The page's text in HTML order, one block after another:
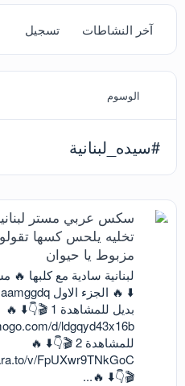
آخر النشاطات تسجيل
الوسوم
#سيده_لبنانية
سكس عربي مستر
تخليه يلحس كسها
مزبوط يا حيوان
لبنانية سادية مع كلبها
بديل للمشاهدة 1 🎬👇⬇️ 🔥
للمشاهدة 2 🎬👇⬇️ 🔥
🎬👇⬇️ 🔥...